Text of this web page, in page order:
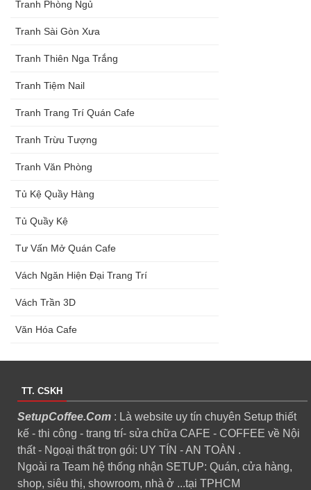
Tranh Phòng Ngủ
Tranh Sài Gòn Xưa
Tranh Thiên Nga Trắng
Tranh Tiệm Nail
Tranh Trang Trí Quán Cafe
Tranh Trừu Tượng
Tranh Văn Phòng
Tủ Kệ Quầy Hàng
Tủ Quầy Kệ
Tư Vấn Mở Quán Cafe
Vách Ngăn Hiện Đại Trang Trí
Vách Trần 3D
Văn Hóa Cafe
TT. CSKH
SetupCoffee.Com : Là website uy tín chuyên Setup thiết
kế - thi công - trang trí- sửa chữa CAFE - COFFEE về Nội
thất - Ngoại thất trọn gói: UY TÍN - AN TOÀN .
Ngoài ra Team hệ thống nhận SETUP: Quán, cửa hàng,
shop, siêu thị, showroom, nhà ở ...tại TPHCM